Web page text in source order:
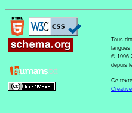
Tous
langues
© 1996-
depuis
Ce